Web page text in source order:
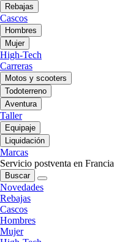
Rebajas
Cascos
Hombres
Mujer
High-Tech
Carreras
Motos y scooters
Todoterreno
Aventura
Taller
Equipaje
Liquidación
Marcas
Servicio postventa en Francia
Buscar
Novedades
Rebajas
Cascos
Hombres
Mujer